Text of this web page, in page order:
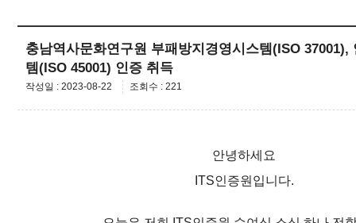
충남역사문화연구원 부패방지경영시스템(ISO 37001),
템(ISO 45001) 인증 취득
작성일 : 2023-08-22 조회수 : 221
안녕하세요
TS인증원입니다.